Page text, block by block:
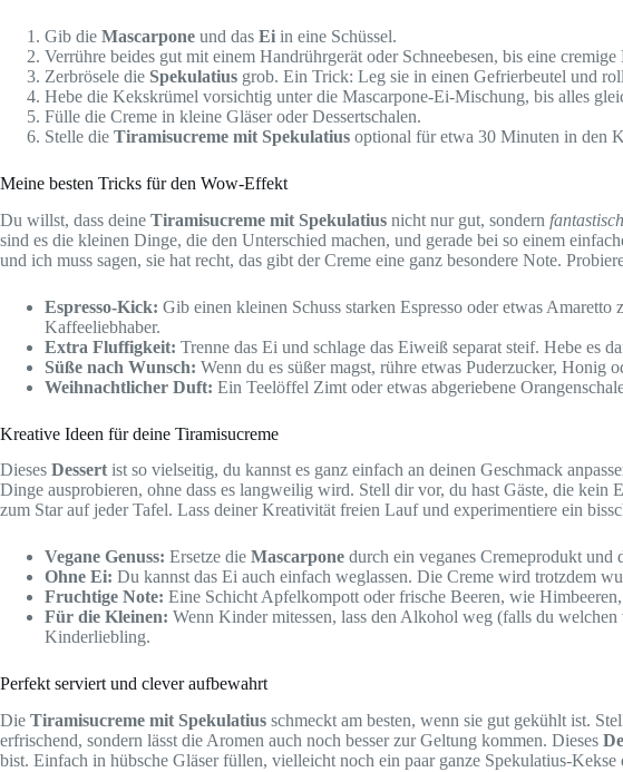
Gib die Mascarpone und das Ei in eine Schüssel.
Verrühre beides gut mit einem Handrührgerät oder Schneebesen, bis eine cremige
Zerbrösele die Spekulatius grob. Ein Trick: Leg sie in einen Gefrierbeutel und
Hebe die Kekskrümel vorsichtig unter die Mascarpone-Ei-Mischung, bis alles
Fülle die Creme in kleine Gläser oder Dessertschalen.
Stelle die Tiramisucreme mit Spekulatius optional für etwa 30 Minuten in den
Meine besten Tricks für den Wow-Effekt
Du willst, dass deine Tiramisucreme mit Spekulatius nicht nur gut, sondern fantastisch
sind es die kleinen Dinge, die den Unterschied machen, und gerade bei so einem
und ich muss sagen, sie hat recht, das gibt der Creme eine ganz besondere Note.
Espresso-Kick: Gib einen kleinen Schuss starken Espresso oder etwas Amaretto
Kaffeeliebhaber.
Extra Fluffigkeit: Trenne das Ei und schlage das Eiweiß separat steif. Hebe es
Süße nach Wunsch: Wenn du es süßer magst, rühre etwas Puderzucker, Honig
Weihnachtlicher Duft: Ein Teelöffel Zimt oder etwas abgeriebene
Kreative Ideen für deine Tiramisucreme
Dieses Dessert ist so vielseitig, du kannst es ganz einfach an deinen Geschmack
Dinge ausprobieren, ohne dass es langweilig wird. Stell dir vor, du hast Gäste, die
zum Star auf jeder Tafel. Lass deiner Kreativität freien Lauf und experimentiere ein
Vegane Genuss: Ersetze die Mascarpone durch ein veganes Cremeprodukt und
Ohne Ei: Du kannst das Ei auch einfach weglassen. Die Creme wird trotzdem
Fruchtige Note: Eine Schicht Apfelkompott oder frische Beeren, wie Himbeeren,
Für die Kleinen: Wenn Kinder mitessen, lass den Alkohol weg (falls du
Kinderliebling.
Perfekt serviert und clever aufbewahrt
Die Tiramisucreme mit Spekulatius schmeckt am besten, wenn sie gut gekühlt ist.
erfrischend, sondern lässt die Aromen auch noch besser zur Geltung kommen. Dieses
bist. Einfach in hübsche Gläser füllen, vielleicht noch ein paar ganze Spekulatius-Kekse